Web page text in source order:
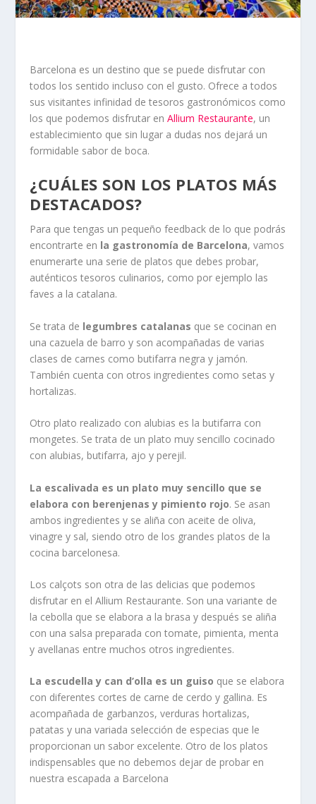
Barcelona es un destino que se puede disfrutar con
todos los sentido incluso con el gusto. Ofrece a todos
sus visitantes infinidad de tesoros gastronómicos como
los que podemos disfrutar enAllium Restaurante, un
establecimiento que sin lugar a dudas nos dejará un
formidable sabor de boca.
¿CUÁLES SON LOS PLATOS MÁS
DESTACADOS?
Para que tengas un pequeño feedback de lo que podrás
encontrarte en la gastronomía de Barcelona, vamos
enumerarte una serie de platos que debes probar,
auténticos tesoros culinarios, como por ejemplo las
faves a la catalana.
Se trata de legumbres catalanas que se cocinan en
una cazuela de barro y son acompañadas de varias
clases de carnes como butifarra negra y jamón.
También cuenta con otros ingredientes como setas y
hortalizas.
Otro plato realizado con alubias es la butifarra con
mongetes. Se trata de un plato muy sencillo cocinado
con alubias, butifarra, ajo y perejil.
La escalivada es un plato muy sencillo que se
elabora con berenjenas y pimiento rojo. Se asan
ambos ingredientes y se aliña con aceite de oliva,
vinagre y sal, siendo otro de los grandes platos de la
cocina barcelonesa.
Los calçots son otra de las delicias que podemos
disfrutar en el Allium Restaurante. Son una variante de
la cebolla que se elabora a la brasa y después se aliña
con una salsa preparada con tomate, pimienta, menta
y avellanas entre muchos otros ingredientes.
La escudella y can d’olla es un guiso que se elabora
con diferentes cortes de carne de cerdo y gallina. Es
acompañada de garbanzos, verduras hortalizas,
patatas y una variada selección de especias que le
proporcionan un sabor excelente. Otro de los platos
indispensables que no debemos dejar de probar en
nuestra escapada a Barcelona